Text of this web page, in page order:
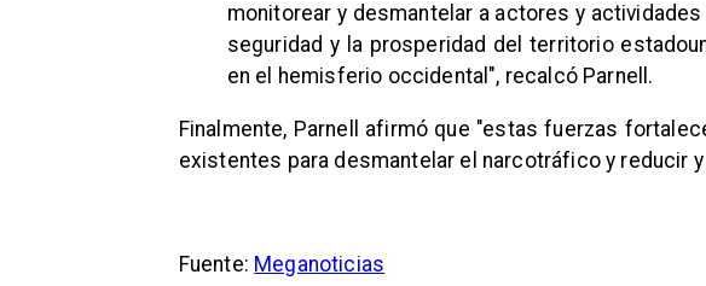
monitorear y desmantelar a actores y
seguridad y la prosperidad del territorio
en el hemisferio occidental", recalcó Parnell.
Finalmente, Parnell afirmó que "estas fuerzas
existentes para desmantelar el narcotráfico y reducir y
Fuente: Meganoticias